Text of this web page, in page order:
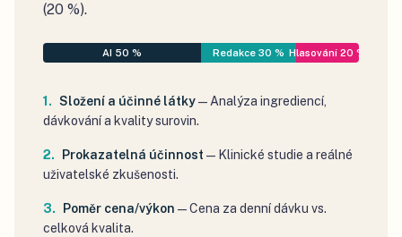
(20 %).
AI 50 % Redakce 30 % Hlasování 20 %
Složení a účinné látky—Analýza ingrediencí,
dávkování a kvality surovin.
Prokazatelná účinnost — Klinické studie a reálné
uživatelské zkušenosti.
Poměr cena/výkon —Cena za denní dávku vs.
celková kvalita.